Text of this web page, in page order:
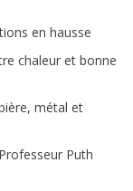
en hausse
chaleur et bonne
métal et
Puth